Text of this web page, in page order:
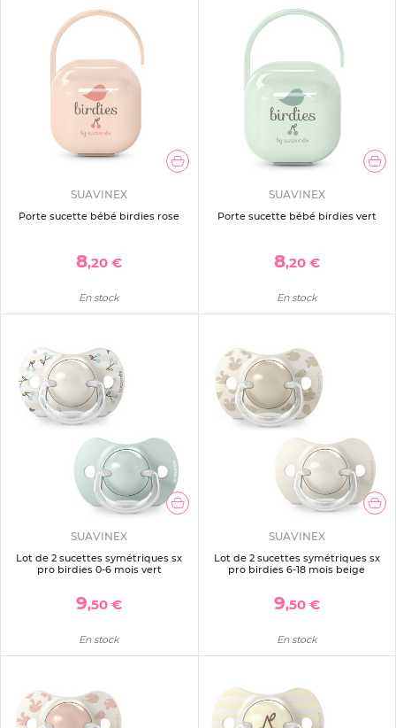
SUAVINEX
Porte sucette bébé birdies rose
8,20 €
En stock
SUAVINEX
Porte sucette bébé birdies vert
8,20 €
En stock
SUAVINEX
Lot de 2 sucettes symétriques sx
pro birdies 0-6 mois vert
9,50 €
En stock
SUAVINEX
Lot de 2 sucettes symétriques sx
pro birdies 6-18 mois beige
9,50 €
En stock